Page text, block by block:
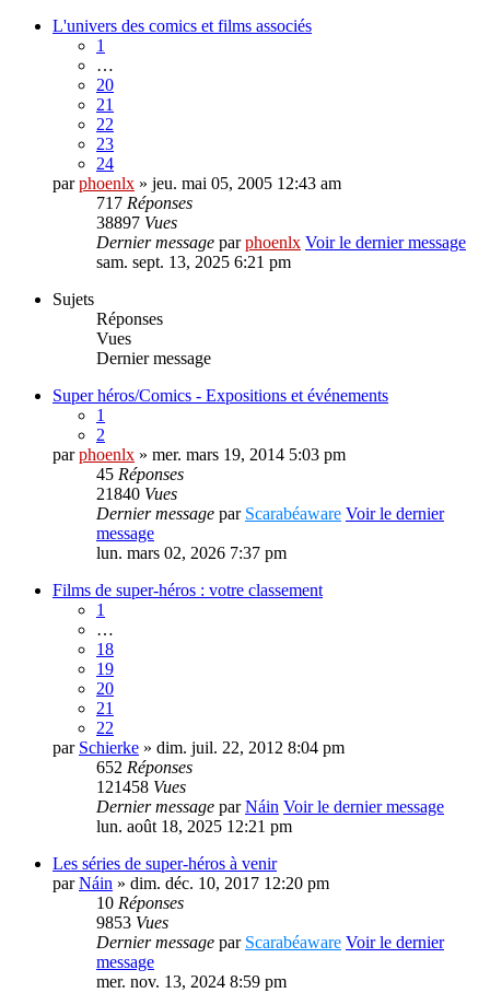
L'univers des comics et films associés
1
…
20
21
22
23
24
parphoenlx » jeu. mai 05, 2005 12:43 am
717 Réponses
38897 Vues
Dernier message parphoenlx Voir le dernier message
sam. sept. 13, 2025 6:21 pm
Sujets
Réponses
Vues
Dernier message
Super héros/Comics - Expositions et événements
1
2
parphoenlx » mer. mars 19, 2014 5:03 pm
45 Réponses
21840 Vues
Dernier message par Scarabéaware Voir le dernier
message
lun. mars 02, 2026 7:37 pm
Films de super-héros : votre classement
1
…
18
19
20
21
22
par Schierke » dim. juil. 22, 2012 8:04 pm
652 Réponses
121458 Vues
Dernier message parNáin Voir le dernier message
lun. août 18, 2025 12:21 pm
Les séries de super-héros à venir
parNáin » dim. déc. 10, 2017 12:20 pm
10 Réponses
9853 Vues
Dernier message par Scarabéaware Voir le dernier
message
mer. nov. 13, 2024 8:59 pm